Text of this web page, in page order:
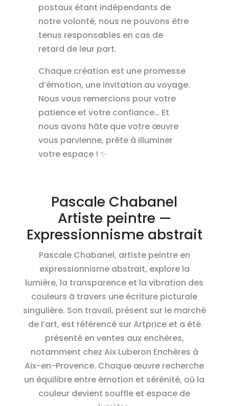
postaux étant indépendants de
notre volonté, nous ne pouvons être
tenus responsables en cas de
retard de leur part.
Chaque création est une promesse
d’émotion, une invitation au voyage.
Nous vous remercions pour votre
patience et votre confiance… Et
nous avons hâte que votre œuvre
vous parvienne, prête à illuminer
votre espace ! ✨
Pascale Chabanel
Artiste peintre —
Expressionnisme abstrait
Pascale Chabanel, artiste peintre en
expressionnisme abstrait, explore la
lumière, la transparence et la vibration des
couleurs à travers une écriture picturale
singulière. Son travail, présent sur le marché
de l’art, est référencé sur Artprice et a été
présenté en ventes aux enchères,
notamment chez Aix Luberon Enchères à
Aix-en-Provence. Chaque œuvre recherche
un équilibre entre émotion et sérénité, où la
couleur devient souffle et espace de